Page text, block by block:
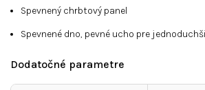
Spevnený chrbtový panel
Spevnené dno, pevné ucho pre
Dodatočné parametre